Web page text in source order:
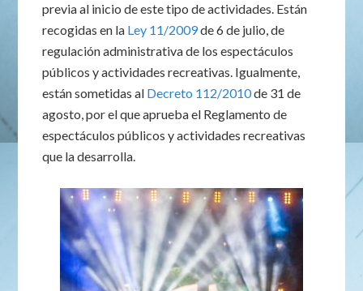
previa al inicio de este tipo de actividades. Están
recogidas en la Ley 11/2009de 6 de julio, de
regulación administrativa de los espectáculos
públicos y actividades recreativas. Igualmente,
están sometidas al Decreto 112/2010de 31 de
agosto, por el que aprueba el Reglamento de
espectáculos públicos y actividades recreativas
que la desarrolla.